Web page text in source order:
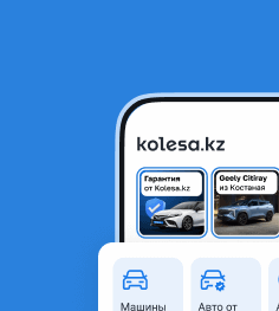
УАЗ Буханка 2014 года
Объявление находится в